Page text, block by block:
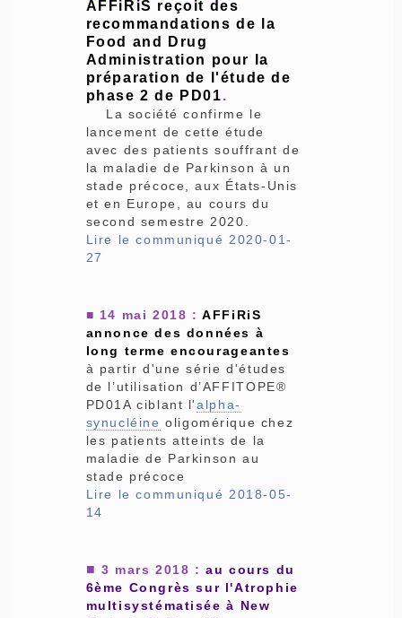
AFFiRiS reçoit des
recommandations de la
Food and Drug
Administration pour la
préparation de l'étude de
phase 2 de PD01.
La société confirme le
lancement de cette étude
avec des patients souffrant de
la maladie de Parkinson à un
stade précoce, aux États-Unis
et en Europe, au cours du
second semestre 2020.
Lire le communiqué 2020-01-
27
■ 14 mai 2018 : AFFiRiS
annonce des données à
long terme encourageantes
à partir d'une série d'études
de l’utilisation d’AFFITOPE®
PD01A ciblant l'alpha-
synucléine oligomérique chez
les patients atteints de la
maladie de Parkinson au
stade précoce
Lire le communiqué 2018-05-
14
■ 3 mars 2018 :au cours du
6ème Congrès sur l'Atrophie
multisystématisée à New